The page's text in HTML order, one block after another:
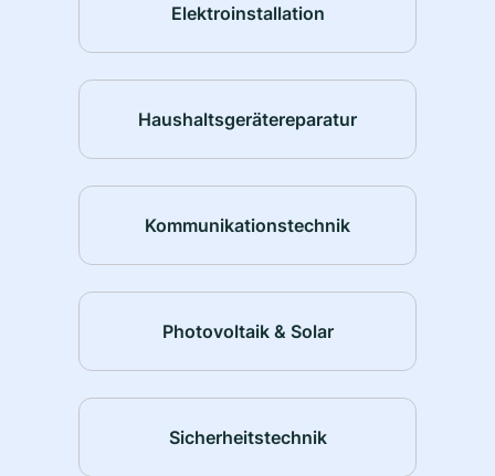
Elektroinstallation
Haushaltsgerätereparatur
Kommunikationstechnik
Photovoltaik & Solar
Sicherheitstechnik